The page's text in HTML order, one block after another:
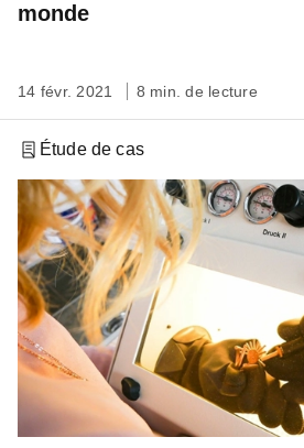
monde
14 févr. 2021 8 min. de lecture
Étude de cas